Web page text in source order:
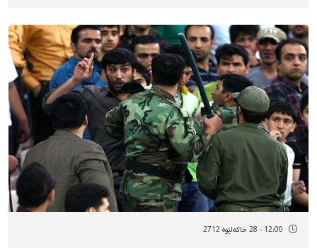
12:00 - 28 خاکەلێوه 2712